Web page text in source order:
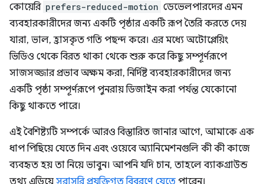
কোয়েরি prefers-reduced-motion ডেভেলপারদের এমন
ব্যবহারকারীদের জন্য একটি পৃষ্ঠার একটি রূপ তৈরি করতে দেয়
যারা, ভাল, হ্রাসকৃত গতি পছন্দ করে। এর মধ্যে অটোপ্লেয়িং
ভিডিও থেকে বিরত থাকা থেকে শুরু করে কিছু সম্পূর্ণরূপে
সাজসজ্জার প্রভাব অক্ষম করা, নির্দিষ্ট ব্যবহারকারীদের জন্য
একটি পৃষ্ঠা সম্পূর্ণরূপে পুনরায় ডিজাইন করা পর্যন্ত যেকোনো
কিছু থাকতে পারে।
এই বৈশিষ্ট্যটি সম্পর্কে আরও বিস্তারিত জানার আগে, আমাকে এক
ধাপ পিছিয়ে যেতে দিন এবং ওয়েবে অ্যানিমেশনগুলি কী কী কাজে
ব্যবহৃত হয় তা নিয়ে ভাবুন। আপনি যদি চান, তাহলে ব্যাকগ্রাউন্ড
তথ্য এড়িয়ে সরাসরি প্রযুক্তিগত বিবরণে যেতে পারেন।